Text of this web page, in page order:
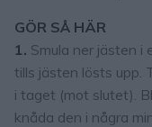
GÖR SÅ HÄR
1. Smula ner jästen i
tills jästen lösts upp.
i taget (mot slutet).
knåda den i några